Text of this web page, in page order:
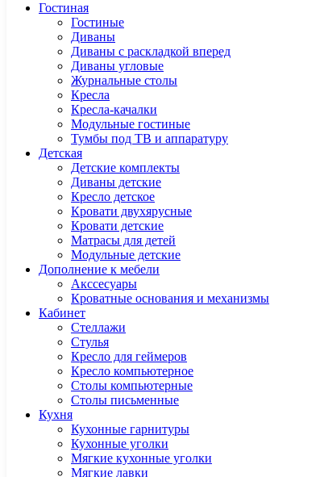
Гостиная
Гостиные
Диваны
Диваны с раскладкой вперед
Диваны угловые
Журнальные столы
Кресла
Кресла-качалки
Модульные гостиные
Тумбы под ТВ и аппаратуру
Детская
Детские комплекты
Диваны детские
Кресло детское
Кровати двухярусные
Кровати детские
Матрасы для детей
Модульные детские
Дополнение к мебели
Акссесуары
Кроватные основания и механизмы
Кабинет
Cтеллажи
Cтулья
Кресло для геймеров
Кресло компьютерное
Столы компьютерные
Столы письменные
Кухня
Кухонные гарнитуры
Кухонные уголки
Мягкие кухонные уголки
Мягкие лавки